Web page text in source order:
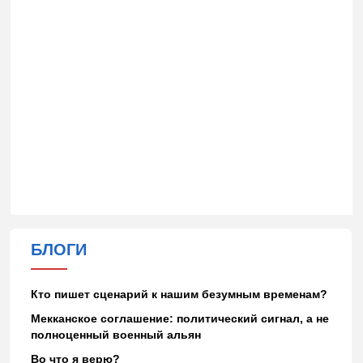
БЛОГИ
Кто пишет сценарий к нашим безумным временам?
Мекканское соглашение: политический сигнал, а не
полноценный военный альян
Во что я верю?